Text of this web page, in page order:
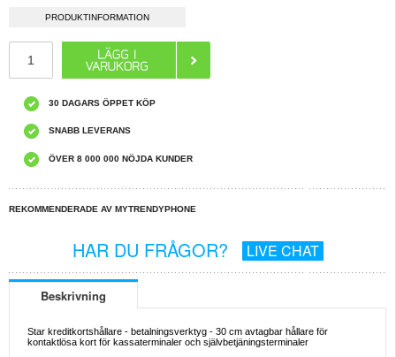
PRODUKTINFORMATION
30 DAGARS ÖPPET KÖP
SNABB LEVERANS
ÖVER 8 000 000 NÖJDA KUNDER
REKOMMENDERADE AV MYTRENDYPHONE
HAR DU FRÅGOR? LIVE CHAT
Beskrivning
Star kreditkortshållare - betalningsverktyg - 30 cm avtagbar hållare för
kontaktlösa kort för kassaterminaler och självbetjäningsterminaler